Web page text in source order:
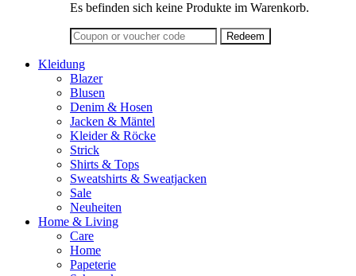
Es befinden sich keine Produkte im Warenkorb.
Kleidung
Blazer
Blusen
Denim & Hosen
Jacken & Mäntel
Kleider & Röcke
Strick
Shirts & Tops
Sweatshirts & Sweatjacken
Sale
Neuheiten
Home & Living
Care
Home
Papeterie